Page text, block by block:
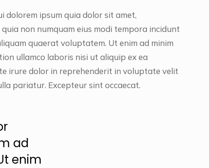
dolorem ipsum quia dolor sit amet,
non numquam eius modi tempora incidunt
quaerat voluptatem. Ut enim ad minim
ullamco laboris nisi ut aliquip ex ea
irure dolor in reprehenderit in voluptate velit
pariatur. Excepteur sint occaecat.
ad
enim